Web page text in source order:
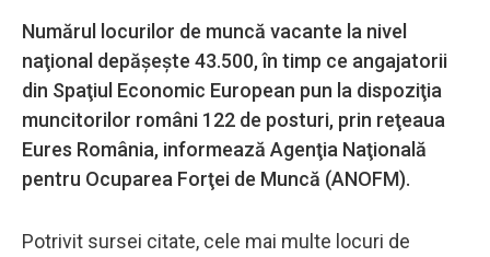
Numărul locurilor de muncă vacante la nivel
naţional depăşeşte 43.500, în timp ce angajatorii
din Spaţiul Economic European pun la dispoziţia
muncitorilor români 122 de posturi, prin reţeaua
Eures România, informează Agenţia Naţională
pentru Ocuparea Forţei de Muncă (ANOFM).
Potrivit sursei citate, cele mai multe locuri de